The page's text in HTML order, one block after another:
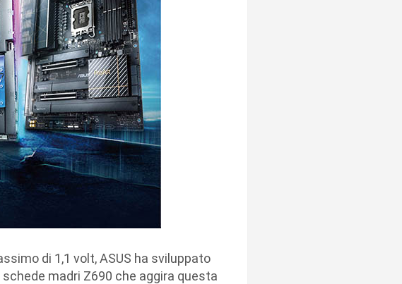
di 1,1 volt, ASUS ha sviluppato
madri Z690 che aggira questa